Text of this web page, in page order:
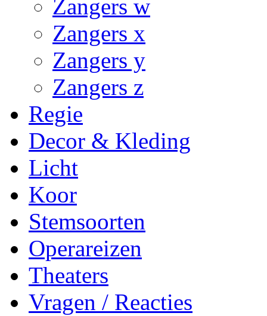
Zangers w
Zangers x
Zangers y
Zangers z
Regie
Decor & Kleding
Licht
Koor
Stemsoorten
Operareizen
Theaters
Vragen / Reacties